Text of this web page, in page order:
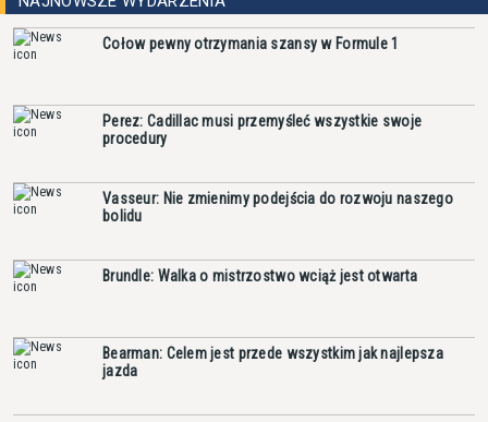
Cołow pewny otrzymania szansy w Formule 1
Perez: Cadillac musi przemyśleć wszystkie swoje
procedury
Vasseur: Nie zmienimy podejścia do rozwoju naszego
bolidu
Brundle: Walka o mistrzostwo wciąż jest otwarta
Bearman: Celem jest przede wszystkim jak najlepsza
jazda